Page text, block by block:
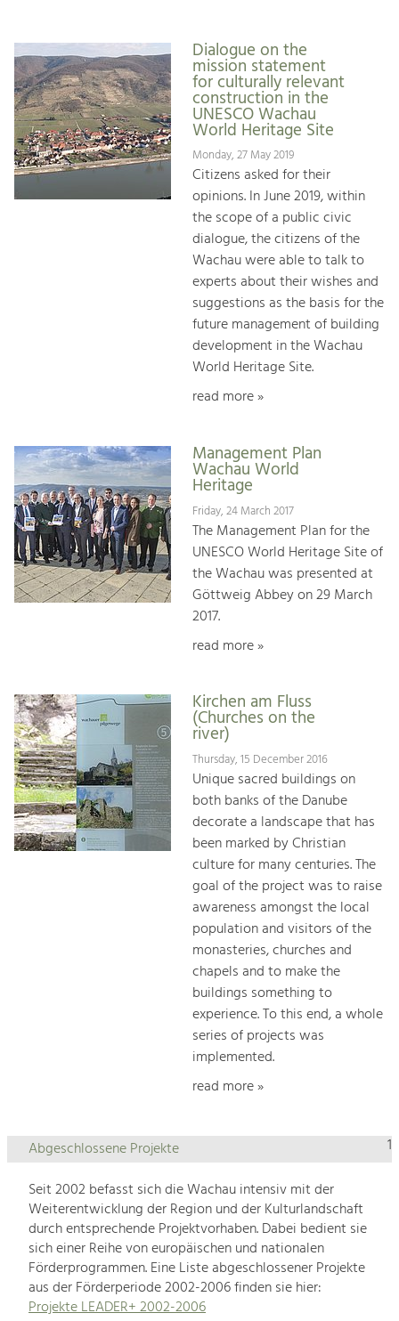
Dialogue on the
mission statement
for culturally relevant
construction in the
UNESCO Wachau
World Heritage Site
Monday, 27 May 2019
Citizens asked for their
opinions. In June 2019, within
the scope of a public civic
dialogue, the citizens of the
Wachau were able to talk to
experts about their wishes and
suggestions as the basis for the
future management of building
development in the Wachau
World Heritage Site.
read more »
Management Plan
Wachau World
Heritage
Friday, 24 March 2017
The Management Plan for the
UNESCO World Heritage Site of
the Wachau was presented at
Göttweig Abbey on 29 March
2017.
read more »
Kirchen am Fluss
(Churches on the
river)
Thursday, 15 December 2016
Unique sacred buildings on
both banks of the Danube
decorate a landscape that has
been marked by Christian
culture for many centuries. The
goal of the project was to raise
awareness amongst the local
population and visitors of the
monasteries, churches and
chapels and to make the
buildings something to
experience. To this end, a whole
series of projects was
implemented.
read more »
1
Abgeschlossene Projekte
Seit 2002 befasst sich die Wachau intensiv mit der
Weiterentwicklung der Region und der Kulturlandschaft
durch entsprechende Projektvorhaben. Dabei bedient sie
sich einer Reihe von europäischen und nationalen
Förderprogrammen. Eine Liste abgeschlossener Projekte
aus der Förderperiode 2002-2006 finden sie hier:
Projekte LEADER+ 2002-2006